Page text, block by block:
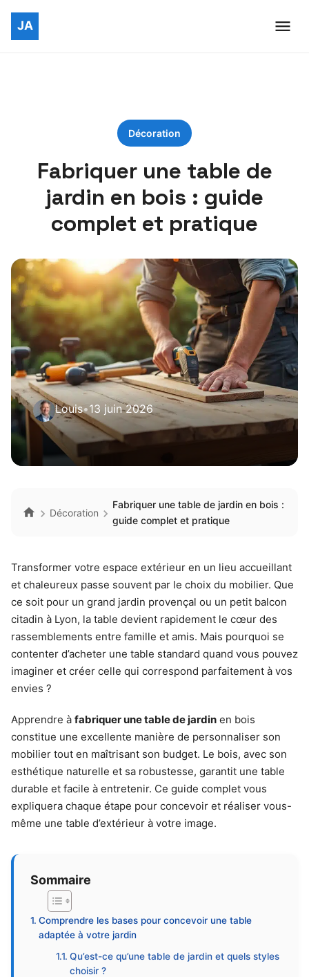
Décoration
Fabriquer une table de
jardin en bois : guide
complet et pratique
Louis•13 juin 2026
Décoration
Fabriquer une table de jardin en bois :
guide complet et pratique
Transformer votre espace extérieur en un lieu accueillant
et chaleureux passe souvent par le choix du mobilier. Que
ce soit pour un grand jardin provençal ou un petit balcon
citadin à Lyon, la table devient rapidement le cœur des
rassemblements entre famille et amis. Mais pourquoi se
contenter d’acheter une table standard quand vous pouvez
imaginer et créer celle qui correspond parfaitement à vos
envies ?
Apprendre à fabriquer une table de jardin en bois
constitue une excellente manière de personnaliser son
mobilier tout en maîtrisant son budget. Le bois, avec son
esthétique naturelle et sa robustesse, garantit une table
durable et facile à entretenir. Ce guide complet vous
expliquera chaque étape pour concevoir et réaliser vous-
même une table d’extérieur à votre image.
Sommaire
Comprendre les bases pour concevoir une table
adaptée à votre jardin
Qu’est-ce qu’une table de jardin et quels styles
choisir ?